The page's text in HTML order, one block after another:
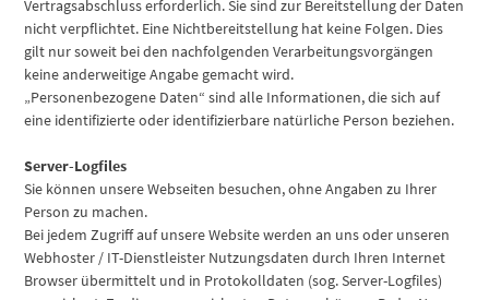
Vertragsabschluss erforderlich. Sie sind zur Bereitstellung der Daten
nicht verpflichtet. Eine Nichtbereitstellung hat keine Folgen. Dies
gilt nur soweit bei den nachfolgenden Verarbeitungsvorgängen
keine anderweitige Angabe gemacht wird.
„Personenbezogene Daten“ sind alle Informationen, die sich auf
eine identifizierte oder identifizierbare natürliche Person beziehen.
Server-Logfiles
Sie können unsere Webseiten besuchen, ohne Angaben zu Ihrer
Person zu machen.
Bei jedem Zugriff auf unsere Website werden an uns oder unseren
Webhoster / IT-Dienstleister Nutzungsdaten durch Ihren Internet
Browser übermittelt und in Protokolldaten (sog. Server-Logfiles)